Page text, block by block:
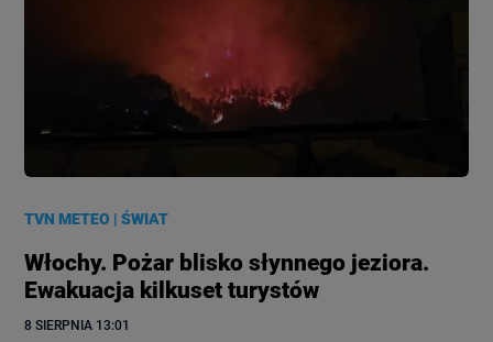
TVN METEO |ŚWIAT
Włochy. Pożar blisko słynnego jeziora.
Ewakuacja kilkuset turystów
8 SIERPNIA 13:01